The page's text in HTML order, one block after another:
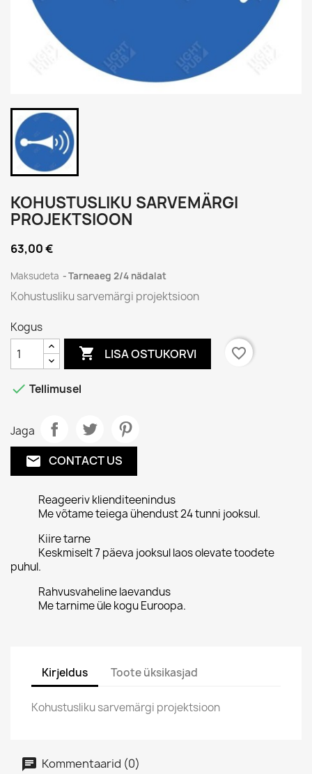
KOHUSTUSLIKU SARVEMÄRGI
PROJEKTSIOON
63,00 €
Maksudeta Tarneaeg 2/4 nädalat
Kohustusliku sarvemärgi projektsioon
Kogus
 LISA OSTUKORVI favorite_border
 Tellimusel
Jaga
email CONTACT US
Reageeriv klienditeenindus
Me võtame teiega ühendust 24 tunni jooksul.
Kiire tarne
Keskmiselt 7 päeva jooksul laos olevate toodete
puhul.
Rahvusvaheline laevandus
Me tarnime üle kogu Euroopa.
Kirjeldus Toote üksikasjad
Kohustusliku sarvemärgi projektsioon
Kommentaarid (0)